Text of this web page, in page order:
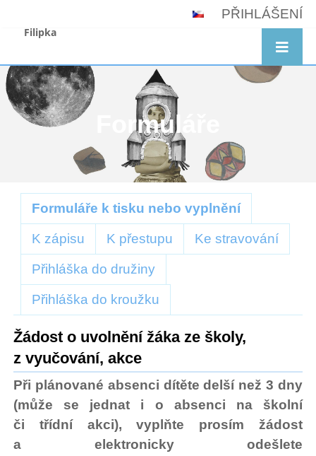
PŘIHLÁŠENÍ
Filipka
Formuláře
Formuláře
Formuláře k tisku nebo vyplnění
K zápisu K přestupu Ke stravování
Přihláška do družiny
Přihláška do kroužku
Žádost o uvolnění žáka ze školy,
z vyučování, akce
Při plánované absenci dítěte delší než 3 dny
(může se jednat i o absenci na školní
či třídní akci), vyplňte prosím žádost
a elektronicky odešlete